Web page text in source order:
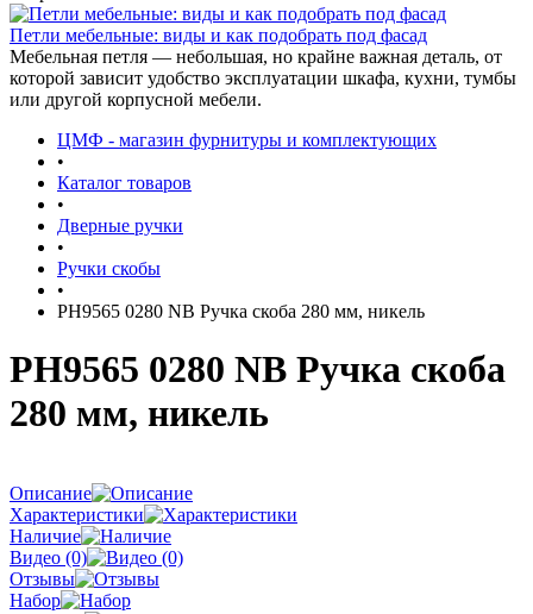
Петли мебельные: виды и как подобрать под фасад
Мебельная петля — небольшая, но крайне важная деталь, от
которой зависит удобство эксплуатации шкафа, кухни, тумбы
или другой корпусной мебели.
ЦМФ - магазин фурнитуры и комплектующих
•
Каталог товаров
•
Дверные ручки
•
Ручки скобы
•
PH9565 0280 NB Ручка скоба 280 мм, никель
PH9565 0280 NB Ручка скоба
280 мм, никель
Описание
Характеристики
Наличие
Видео (0)
Отзывы
Набор